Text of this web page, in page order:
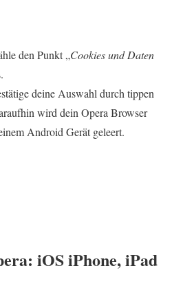
den Punkt „Cookies und Daten
deine Auswahl durch tippen
wird dein Opera Browser
Android Gerät geleert.
iOS iPhone, iPad